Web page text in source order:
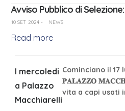
Avviso Pubblico di
10 SET 2024 - NEWS
Read more
I mercoledi
a Palazzo
Macchiarelli
Cominciano il 17
𝐏𝐀𝐋𝐀𝐙𝐙𝐎
vita a capi usati